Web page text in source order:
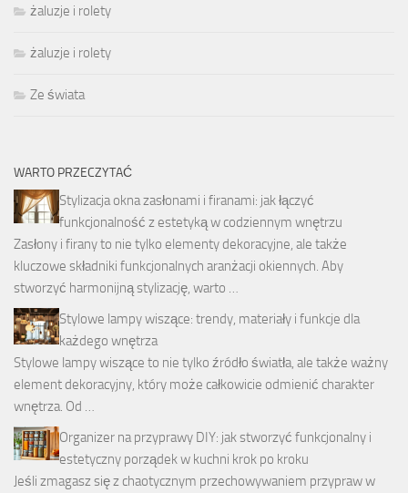
żaluzje i rolety
żaluzje i rolety
Ze świata
WARTO PRZECZYTAĆ
Stylizacja okna zasłonami i firanami: jak łączyć
funkcjonalność z estetyką w codziennym wnętrzu
Zasłony i firany to nie tylko elementy dekoracyjne, ale także
kluczowe składniki funkcjonalnych aranżacji okiennych. Aby
stworzyć harmonijną stylizację, warto …
Stylowe lampy wiszące: trendy, materiały i funkcje dla
każdego wnętrza
Stylowe lampy wiszące to nie tylko źródło światła, ale także ważny
element dekoracyjny, który może całkowicie odmienić charakter
wnętrza. Od …
Organizer na przyprawy DIY: jak stworzyć funkcjonalny i
estetyczny porządek w kuchni krok po kroku
Jeśli zmagasz się z chaotycznym przechowywaniem przypraw w